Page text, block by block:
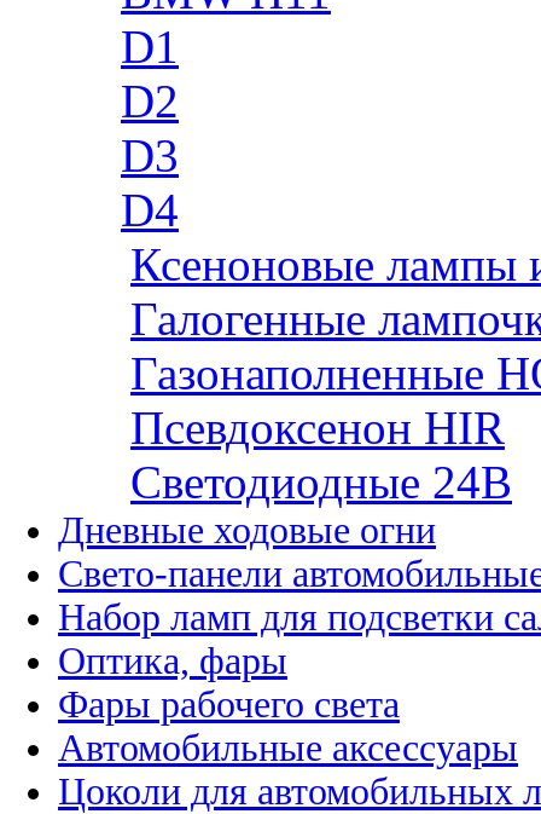
D1
D2
D3
D4
Ксеноновые лампы
Галогенные
Газонаполненные
Псевдоксенон HIR
Cветодиодные 24B
Дневные ходовые огни
Свето-панели
Набор ламп для подсветки
Оптика, фары
Фары рабочего света
Автомобильные аксессуары
Цоколи для автомобильных